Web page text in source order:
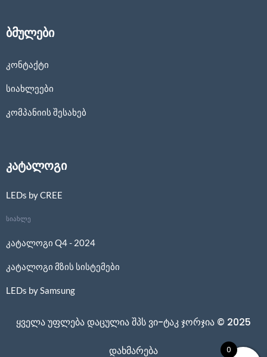
ბმულები
კონტაქტი
სიახლეები
კომპანიის შესახებ
კატალოგი
LEDs by CREE
სიახლე
კატალოგი Q4 - 2024
კატალოგი მზის სისტემები
LEDs by Samsung
ყველა უფლება დაცულია შპს ვი-ტაკ ჯორჯია © 2025
დახმარება 0